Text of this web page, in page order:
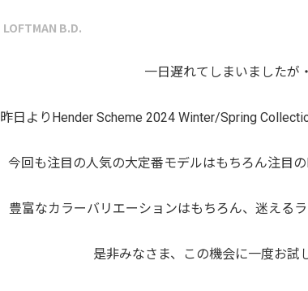
LOFTMAN B.D.
一日遅れてしまいましたが
昨日よりHender Scheme 2024 Winter/Spring
今回も注目の人気の大定番モデルはもちろん注目の
豊富なカラーバリエーションはもちろん、迷えるラ
是非みなさま、この機会に一度お試